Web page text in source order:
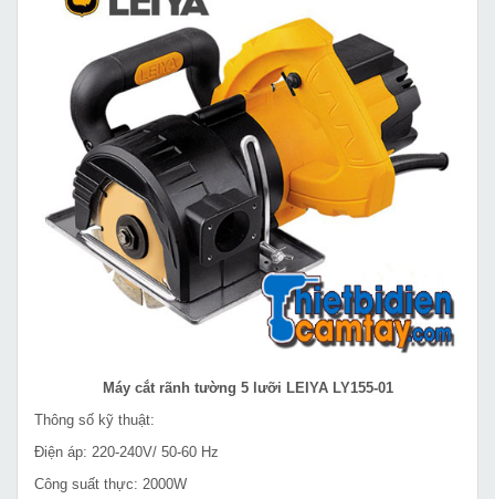
Máy cắt rãnh tường 5 lưỡi LEIYA LY155-01
Thông số kỹ thuật:
Điện áp: 220-240V/ 50-60 Hz
Công suất thực: 2000W